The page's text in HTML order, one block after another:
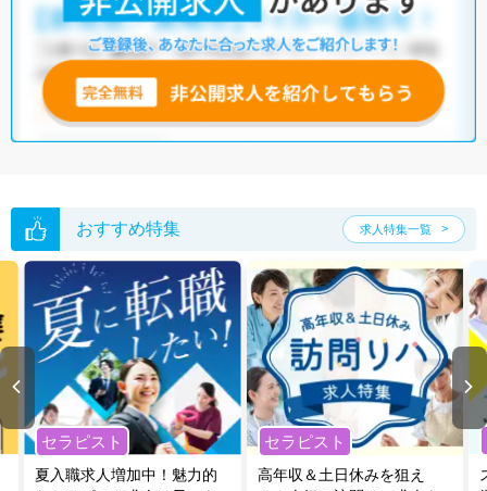
おすすめ特集 求人特集一覧
セラピスト
夏入職求人増加中！魅力的
セラピスト
高年収＆土日休みを狙え